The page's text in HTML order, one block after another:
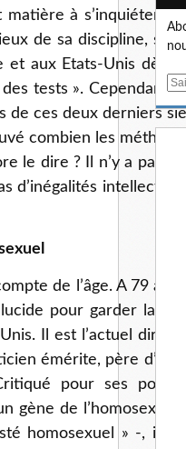
à s’inquiéter
de sa discipline,
aux Etats-Unis dès
tests ». Cependant,
ces deux derniers
combien les
le dire ? Il n’y a pas de
d’inégalités
de l’âge. A 79 ans,
pour garder la
Il est l’actuel
émérite, père d’un
pour ses
gène de
homosexuel » -, il a,
E
a